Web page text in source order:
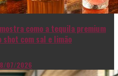
como a tequila premium
shot com sal e limão
07/2026